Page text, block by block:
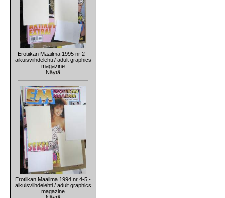
Erotiikan Maailma 1995 nr 2 -
aikuisviihdelehti / adult graphics
magazine
Näytä
Erotiikan Maailma 1994 nr 4-5 -
aikuisviihdelehti / adult graphics
magazine